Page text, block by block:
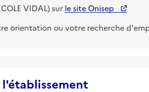
VIDAL)sur le site Onisep
orientation ou votre recherche